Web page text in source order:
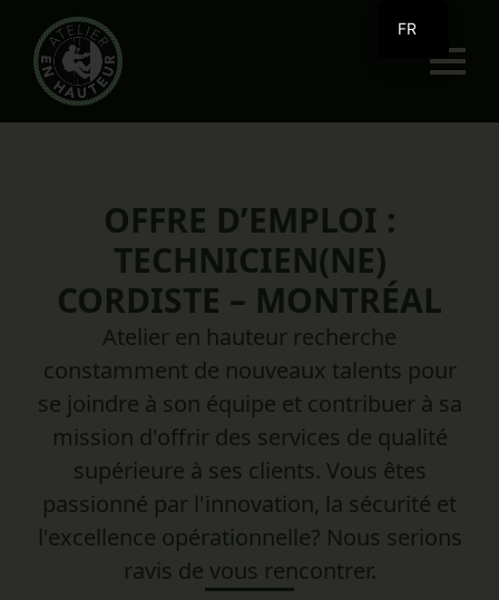
OFFRE D’EMPLOI :
TECHNICIEN(NE)
CORDISTE – MONTRÉAL
Atelier en hauteur recherche
constamment de nouveaux talents pour
se joindre à son équipe et contribuer à sa
mission d'offrir des services de qualité
supérieure à ses clients. Vous êtes
passionné par l'innovation, la sécurité et
l'excellence opérationnelle? Nous serions
ravis de vous rencontrer.
FR